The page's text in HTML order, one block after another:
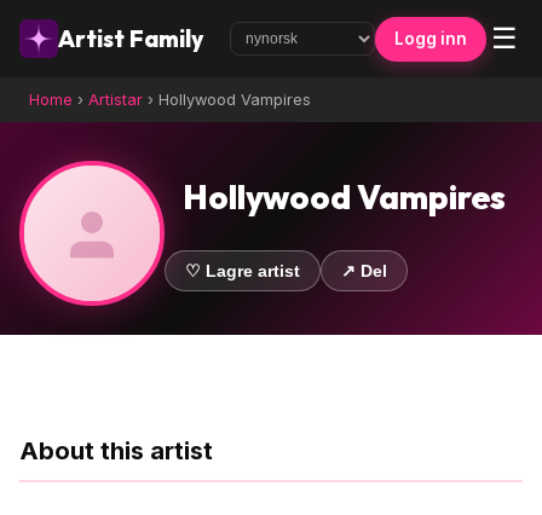
Artist Family Logg inn ☰
Home › Artistar › Hollywood Vampires
Hollywood Vampires
♡ Lagre artist ↗ Del
About this artist